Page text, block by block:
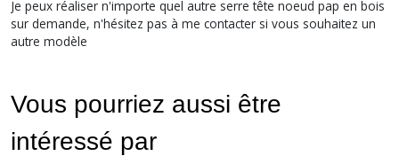
Je peux réaliser n'importe quel autre serre tête noeud pap en bois
sur demande, n'hésitez pas à me contacter si vous souhaitez un
autre modèle
Vous pourriez aussi être
intéressé par